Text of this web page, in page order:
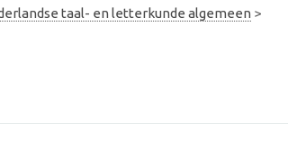
taal- en letterkunde algemeen >